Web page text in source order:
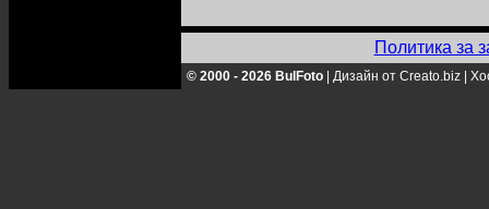
Политика за
© 2000 - 2026 BulFoto Дизайн от Creato.biz